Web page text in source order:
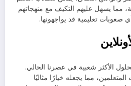
مما يسهل عليهم التكيف مع منهجاتهم
صعوبات تعليمية قد يواجهونها.
الأكثر شعبية في عصرنا الحالي.
مما يجعله خيارًا مثاليًا